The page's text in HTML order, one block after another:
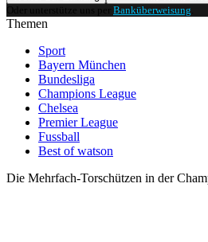
Oder unterstütze uns per Banküberweisung
Themen
Sport
Bayern München
Bundesliga
Champions League
Chelsea
Premier League
Fussball
Best of watson
Die Mehrfach-Torschützen in der